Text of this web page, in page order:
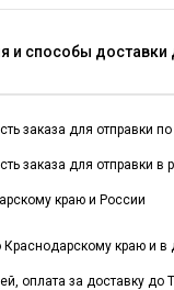
и способы
заказа для отправки
заказа для отправки в
краю и России
Краснодарскому краю и
оплата за доставку